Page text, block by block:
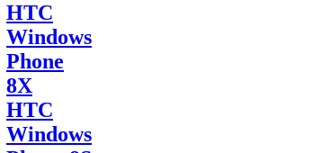
HTC
Windows
Phone
8X
HTC
Windows